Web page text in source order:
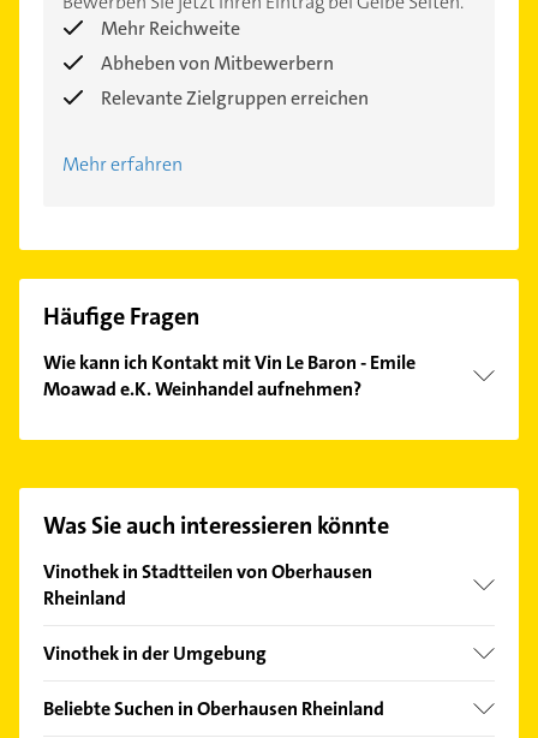
Mehr Reichweite
Abheben von Mitbewerbern
Relevante Zielgruppen erreichen
Mehr erfahren
Häufige Fragen
Wie kann ich Kontakt mit Vin Le Baron - Emile
Moawad e.K. Weinhandel aufnehmen?
passenden Kontaktmöglichkeiten wie Adresse oder
Hier finden Sie alleKontaktdaten
Was Sie auch interessieren könnte
Vinothek in Stadtteilen von Oberhausen
Rheinland
Klosterhardt-Süd
Schwarze Heide
Vinothek in der Umgebung
Mülheim an der Ruhr
Beliebte Suchen in Oberhausen Rheinland